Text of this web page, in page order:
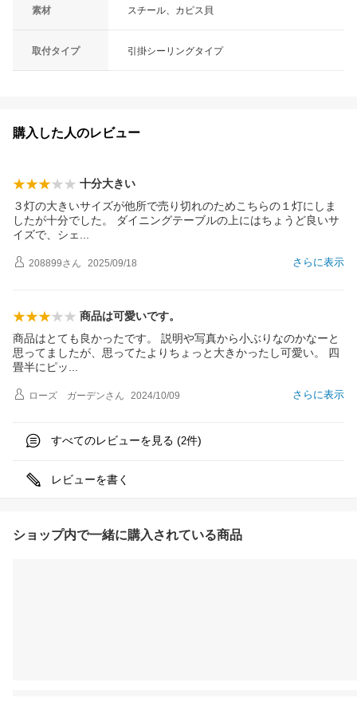
素材 スチール、カピス貝
取付タイプ 引掛シーリングタイプ
購入した人のレビュー
十分大きい
３灯の大きいサイズが他所で売り切れのためこちらの１灯にしま
したが十分でした。 ダイニングテーブルの上にはちょうど良いサ
イズで、シェ
さらに表示
208899さん 2025/09/18
商品は可愛いです。
商品はとても良かったです。 説明や写真から小ぶりなのかなーと
思ってましたが、思ってたよりちょっと大きかったし可愛い。 四
畳半にピッ
さらに表示
ローズ ガーデンさん 2024/10/09
すべてのレビューを見る (2件)
レビューを書く
ショップ内で一緒に購入されている商品